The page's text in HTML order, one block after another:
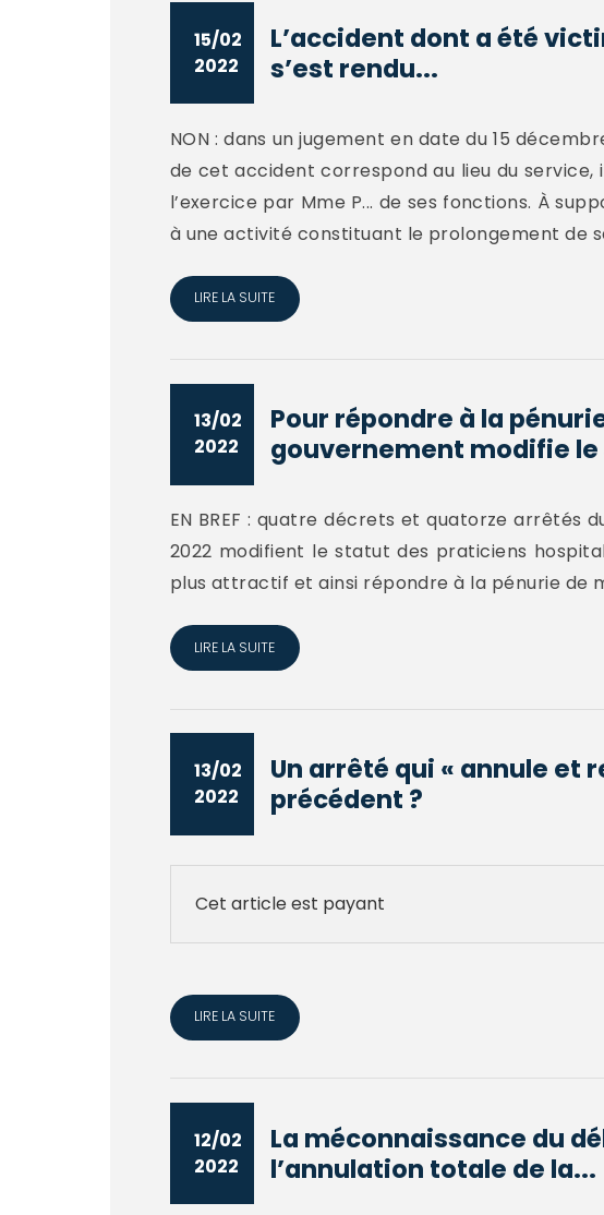
15/02
2022
L’accident dont a été
s’est rendu...
NON : dans un jugement en date du 15
de cet accident correspond au lieu du service,
l’exercice par Mme P... de ses fonctions. À
à une activité constituant le prolongement de
LIRE LA SUITE
13/02
2022
Pour répondre à la
gouvernement modifie
EN BREF : quatre décrets et quatorze arrêtés
2022 modifient le statut des praticiens
plus attractif et ainsi répondre à la pénurie de
LIRE LA SUITE
13/02
2022
Un arrêté qui « annule
précédent ?
Cet article est payant
LIRE LA SUITE
12/02
2022
La méconnaissance du
l’annulation totale de la...